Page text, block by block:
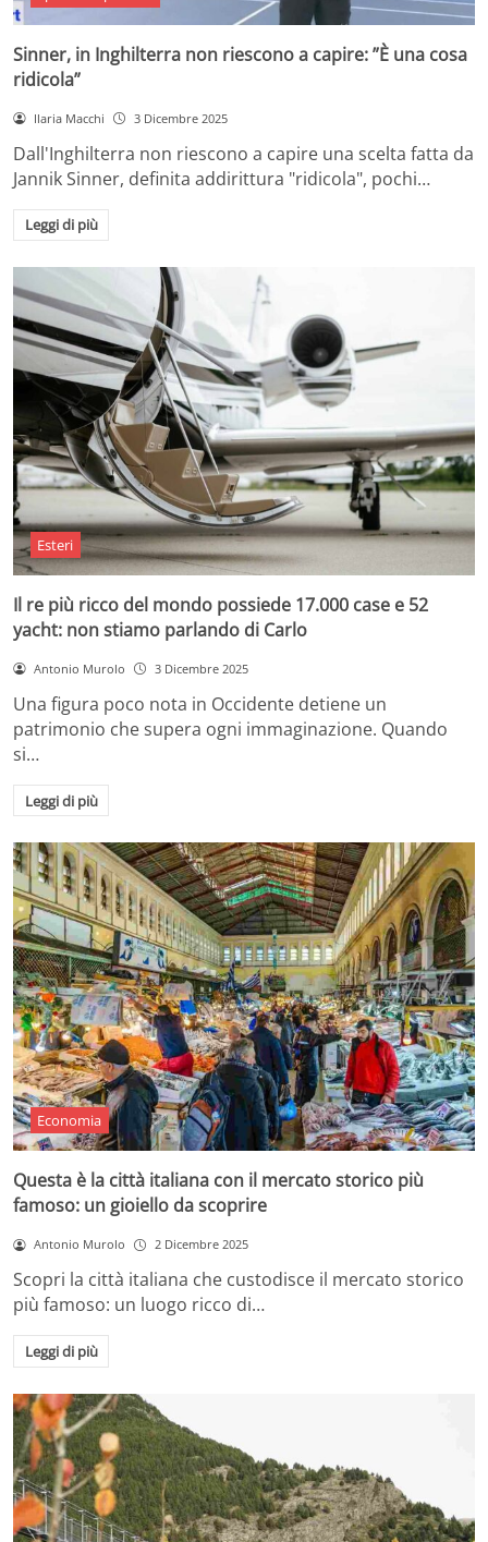
Sinner, in Inghilterra non riescono a capire: ”È una cosa
ridicola”
Ilaria Macchi 3 Dicembre 2025
Dall'Inghilterra non riescono a capire una scelta fatta da
Jannik Sinner, definita addirittura "ridicola", pochi…
Leggi di più
Esteri
Il re più ricco del mondo possiede 17.000 case e 52
yacht: non stiamo parlando di Carlo
Antonio Murolo 3 Dicembre 2025
Una figura poco nota in Occidente detiene un
patrimonio che supera ogni immaginazione. Quando
si…
Leggi di più
Economia
Questa è la città italiana con il mercato storico più
famoso: un gioiello da scoprire
Antonio Murolo 2 Dicembre 2025
Scopri la città italiana che custodisce il mercato storico
più famoso: un luogo ricco di…
Leggi di più